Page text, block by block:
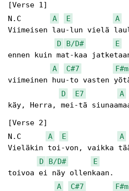
[Verse 1]
N.C A E A
Viimeisen lau-lun vielä
D
B/D#
E
ennen kuin mat-kaa
A
C#7 F#m
viimeinen huu-to vasten
D
E7
A
käy, Herra, mei-tä
[Verse 2]
N.C A E A
Vieläkin toi-von, vaikka
D
B/D#
E
toivoa ei näy ollenkaan.
A
C#7 F#m